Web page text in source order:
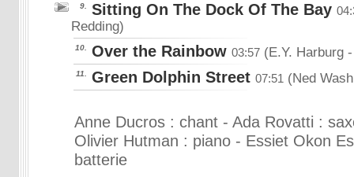
9. Sitting On The Dock Of The Bay
Redding)
10. Over the Rainbow 03:57 (E.Y. Harburg
11. Green Dolphin Street 07:51 (Ned
Anne Ducros : chant - Ada Rovatti :
Olivier Hutman : piano - Essiet Okon
batterie